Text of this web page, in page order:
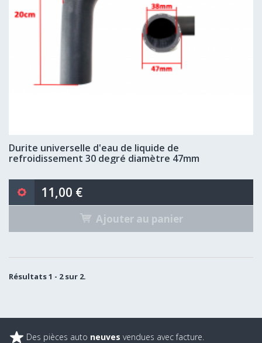
Durite universelle d'eau de liquide de
refroidissement 30 degré diamètre 47mm
11,00 €
Ajouter au panier
Résultats 1 - 2 sur 2.
Des pièces auto neuves vendues avec facture.